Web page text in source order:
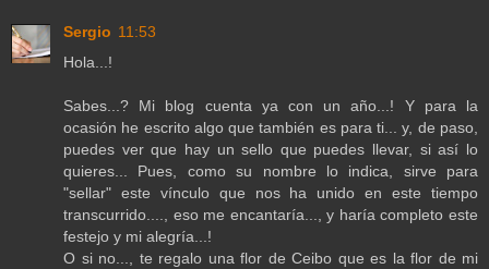
Sergio 11:53
Hola...!
Sabes...? Mi blog cuenta ya con un año...! Y para la
ocasión he escrito algo que también es para ti... y, de paso,
puedes ver que hay un sello que puedes llevar, si así lo
quieres... Pues, como su nombre lo indica, sirve para
"sellar" este vínculo que nos ha unido en este tiempo
transcurrido...., eso me encantaría..., y haría completo este
festejo y mi alegría...!
O si no..., te regalo una flor de Ceibo que es la flor de mi